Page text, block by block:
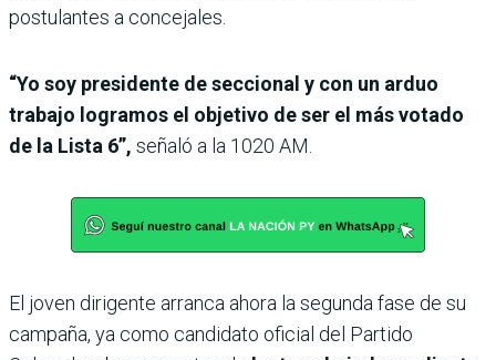
postulantes a concejales.
“Yo soy presidente de seccional y con un arduo
trabajo logramos el objetivo de ser el más votado
de la Lista 6”, señaló a la 1020 AM.
El joven dirigente arranca ahora la segunda fase de su
campaña, ya como candidato oficial del Partido